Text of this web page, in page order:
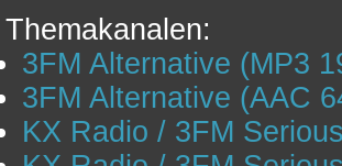
Themakanalen:
3FM Alternative (MP3
3FM Alternative (AAC
KX Radio / 3FM